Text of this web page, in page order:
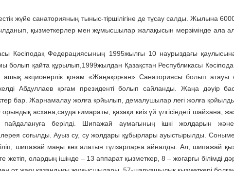
жүйе санаторияның тыныс-тіршілігіне де тұсау салды. Жылына
қызметкерлер мен жұмысшылар жалақысын мерзімінде ала
Кәсіподақ Федерациясының 1995жылғы 10 наурыздағы
болып қайта құрылып,1999жылдан Қазақстан Республикасы
акционерлік қоғам «Жаңақорған» Санаториясы болып атауы
Абдуллаев қоғам президенті болып сайланды. Жаңа дәуір
бар. Жарнамалау жолға қойылып, демалушылар легі жолға
асхана,сауда ғимараты, қазақи киіз үй үлгісіндегі шайхана,
берілді. Шипажай аумағының ішкі жолдарын
соғылды. Ауыз су, су жолдары құбырлары ауыстырылды.
шипажай маңы көз алатын гүлзарларға айналды. Ал, шипажай
жетіп, олардың ішінде – 13 аппарат қызметкер, 8 – жоғарғы білімді